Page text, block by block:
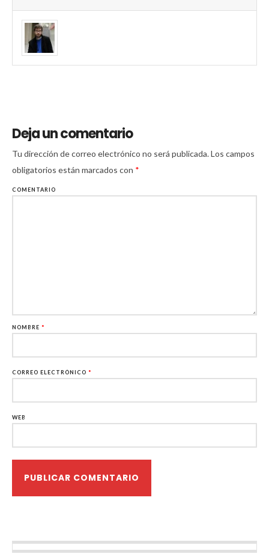
Deja un comentario
Tu dirección de correo electrónico no será publicada.Los campos
obligatorios están marcados con *
COMENTARIO
NOMBRE *
CORREO ELECTRÓNICO *
WEB